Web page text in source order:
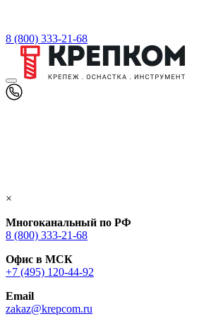
8 (800) 333-21-68
×
Многоканальный по РФ
8 (800) 333‑21-68
Офис в МСК
+7 (495) 120-44-92
Email
zakaz@krepcom.ru